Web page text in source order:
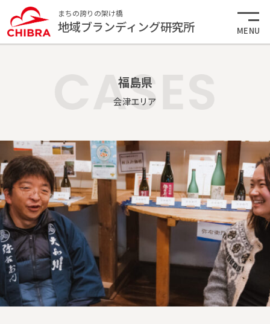
まちの誇りの架け橋
地域ブランディング研究所 MENU
福島県
会津エリア